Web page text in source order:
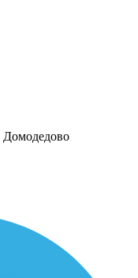
Домодедово